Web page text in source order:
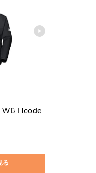
WB Hoode
る